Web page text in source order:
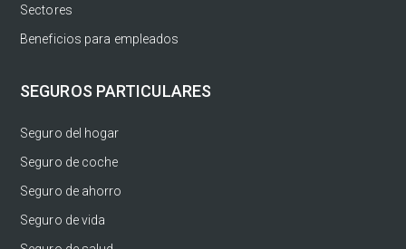
Sectores
Beneficios para empleados
SEGUROS PARTICULARES
Seguro del hogar
Seguro de coche
Seguro de ahorro
Seguro de vida